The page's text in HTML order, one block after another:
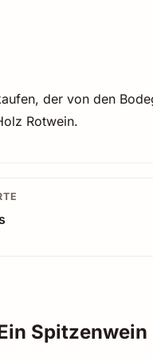
der von den
Rotwein.
Spitzenwein